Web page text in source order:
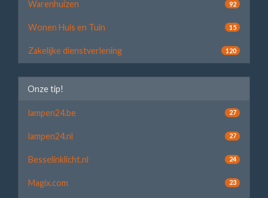
Warenhuizen 92
Wonen Huis en Tuin 15
Zakelijke dienstverlening 120
Onze tip!
lampen24.be 27
lampen24.nl 27
Besselinklicht.nl 24
Magix.com 23